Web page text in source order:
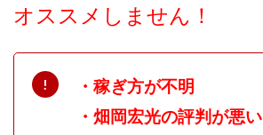
オススメしません！
・稼ぎ方が不明
・畑岡宏光の評判が悪い